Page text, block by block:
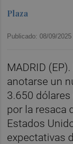
Plaza
Publicado: 08/09/2025
MADRID
anotarse un
3.650
por la resaca
Estados
expectativas